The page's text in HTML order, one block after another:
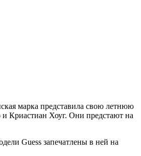
марка представила свою летнюю
Криастиан Хоуг. Они предстают на
Guess запечатлены в ней на